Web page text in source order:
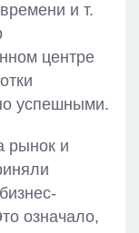
и т.
центре
успешными.
рынок и
означало,